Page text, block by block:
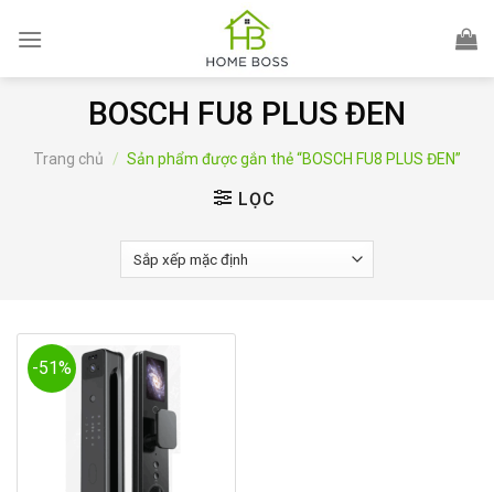
BOSCH FU8 PLUS ĐEN
Trang chủ / Sản phẩm được gắn thẻ “BOSCH FU8 PLUS ĐEN”
LỌC
-51%